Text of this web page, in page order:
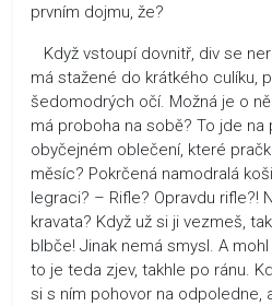
prvním dojmu, že?
Když vstoupí dovnitř, div se
má stažené do krátkého culíku,
šedomodrých očí. Možná je o
má proboha na sobě? To jde na
obyčejném oblečení, které
měsíc? Pokrčená namodralá
legraci? – Rifle? Opravdu rifle?!
kravata? Když už si ji vezmeš,
blbče! Jinak nemá smysl. A
to je teda zjev, takhle po ránu.
si s ním pohovor na odpoledne,